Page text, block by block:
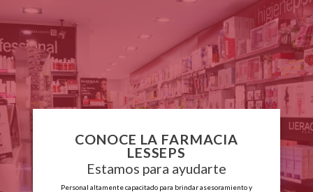
CONOCE LA FARMACIA
LESSEPS
Estamos para ayudarte
Personal altamente capacitado para brindar asesoramiento y